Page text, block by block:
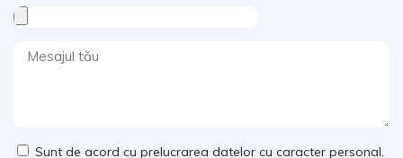
Sunt de acord cu prelucrarea datelor cu caracter personal.